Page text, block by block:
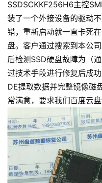
SSDSCKKF256H6主控
装了一个外接设备的驱动
错，重新启动就一直卡死
盘。客户通过搜索到本公
后检测SSD硬盘故障为（
过技术手段进行修复后成
DE提取数据并完整镜像磁
常满意，要求我们百度云盘